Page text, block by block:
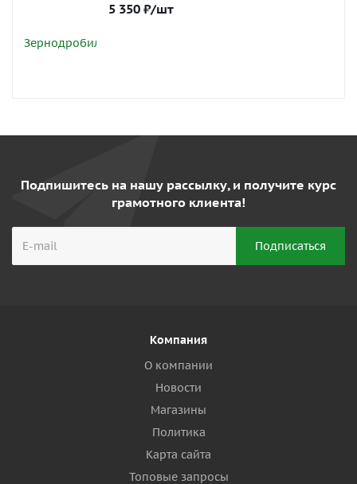
5 350 ₽/шт
Подпишитесь на нашу рассылку, и получите курс
грамотного клиента!
Компания
О компании
Новости
Магазины
Политика
Карта сайта
Топовые запросы